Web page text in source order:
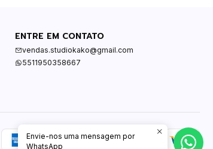
ENTRE EM CONTATO
vendas.studiokako@gmail.com
5511950358667
Envie-nos uma mensagem por
WhatsApp